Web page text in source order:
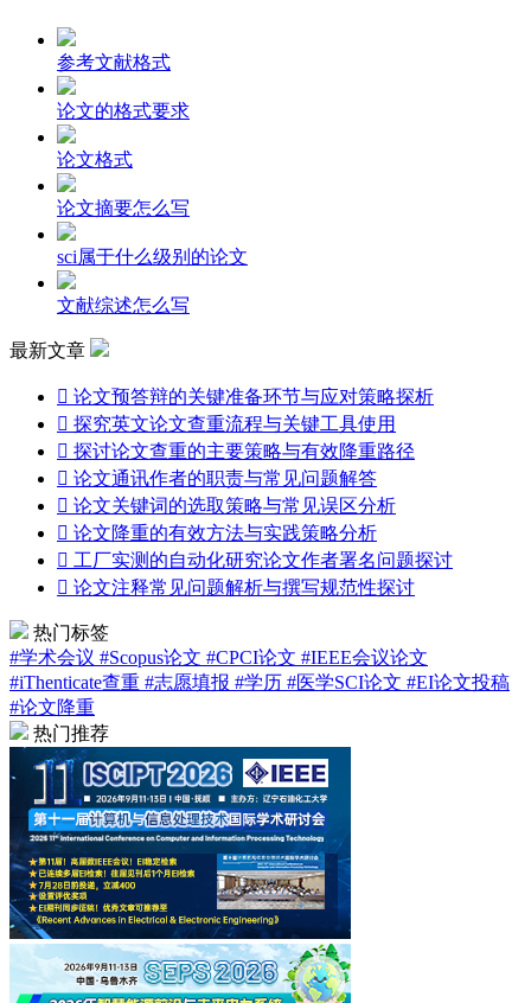
参考文献格式
论文的格式要求
论文格式
论文摘要怎么写
sci属于什么级别的论文
文献综述怎么写
最新文章
 论文预答辩的关键准备环节与应对策略探析
 探究英文论文查重流程与关键工具使用
 探讨论文查重的主要策略与有效降重路径
 论文通讯作者的职责与常见问题解答
 论文关键词的选取策略与常见误区分析
 论文降重的有效方法与实践策略分析
 工厂实测的自动化研究论文作者署名问题探讨
 论文注释常见问题解析与撰写规范性探讨
热门标签
#学术会议 #Scopus论文 #CPCI论文 #IEEE会议论文
#iThenticate查重 #志愿填报 #学历 #医学SCI论文 #EI论文投稿
#论文降重
热门推荐